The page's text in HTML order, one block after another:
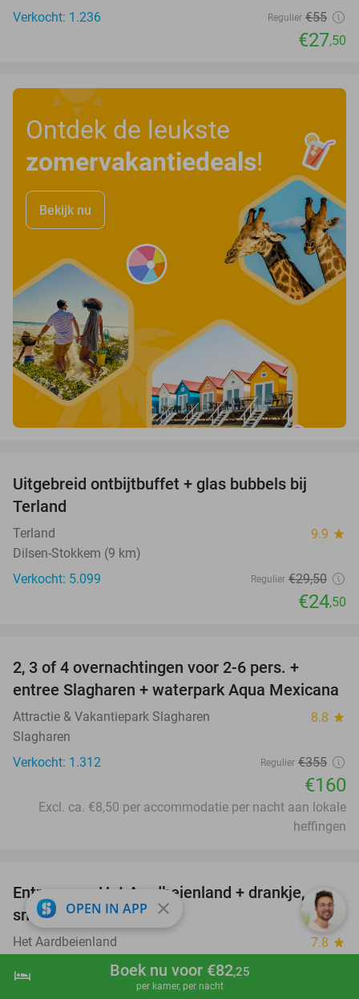
shopping_cart Boek nu
hotel Boek nu voor €82,25
per kamer, per nacht
Verkocht: 1.236
Regulier €55
€27,50
Ontdek de leukste
zomervakantiedeals!
Bekijk nu
Uitgebreid ontbijtbuffet + glas bubbels bij
Terland
Terland 9.9 star
Dilsen-Stokkem (9 km)
Verkocht: 5.099
Regulier €29,50
€24,50
2, 3 of 4 overnachtingen voor 2-6 pers. +
entree Slagharen + waterpark Aqua Mexicana
Attractie & Vakantiepark Slagharen 8.8 star
Slagharen
Verkocht: 1.312
Regulier €355
€160
Excl. ca. €8,50 per accommodatie per nacht aan lokale
heffingen
47%
Entree voor Het Aardbeienland + drankje,
snack of pannenkoek
Het Aardbeienland 7.8 star
OPEN IN APP close